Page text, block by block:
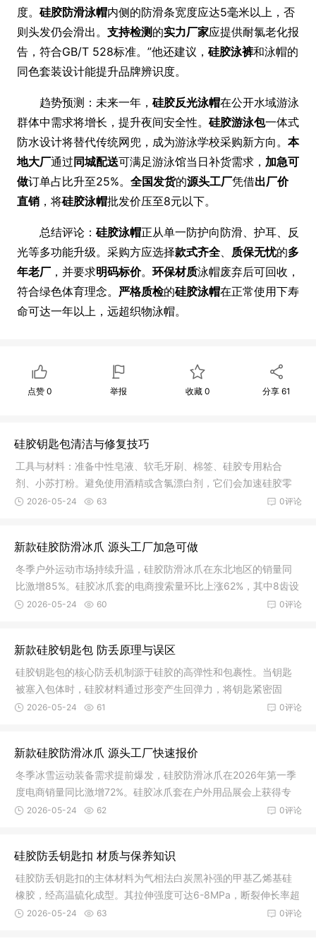
度。 硅胶防滑泳帽内侧的防滑条宽度应达5毫米以上，否
则头发仍会滑出。 支持检测 的实力厂家应提供耐氯老化报
告，符合GB/T 528标准。”他还建议， 硅胶泳裤和泳帽的
同色套装设计能提升品牌辨识度。
趋势预测：未来一年， 硅胶反光泳帽在公开水域游泳
群体中需求将增长，提升夜间安全性。 硅胶游泳包一体式
防水设计将替代传统网兜，成为游泳学校采购新方向。 本
地大厂通过 同城配送可满足游泳馆当日补货需求， 加急可
做订单占比升至25%。 全国发货的源头工厂凭借出厂价
直销 ，将硅胶泳帽批发价压至8元以下。
总结评论： 硅胶泳帽正从单一防护向防滑、护耳、反
光等多功能升级。采购方应选择款式齐全、 质保无忧的多
年老厂 ，并要求明码标价。 环保材质泳帽废弃后可回收，
符合绿色体育理念。 严格质检的硅胶泳帽在正常使用下寿
命可达一年以上，远超织物泳帽。
点赞 0 举报 收藏 0 分享 61
硅胶钥匙包清洁与修复技巧
工具与材料：准备中性皂液、软毛牙刷、棉签、硅胶专用粘合
剂、小苏打粉。避免使用酒精或含氯漂白剂，它们会加速硅胶零
钱包表面老
0评论
2026-05-24 63
新款硅胶防滑冰爪 源头工厂加急可做
冬季户外运动市场持续升温，硅胶防滑冰爪在东北地区的销量同
比激增85%。硅胶冰爪套的电商搜索量环比上涨62%，其中8齿设
计的款式
0评论
2026-05-24 60
新款硅胶钥匙包 防丢原理与误区
硅胶钥匙包的核心防丢机制源于硅胶的高弹性和包裹性。当钥匙
被塞入包体时，硅胶材料通过形变产生回弹力，将钥匙紧密固
定，防止滑
0评论
2026-05-24 61
新款硅胶防滑冰爪 源头工厂快速报价
冬季冰雪运动装备需求提前爆发，硅胶防滑冰爪在2026年第一季
度电商销量同比激增72%。硅胶冰爪套在户外用品展会上获得专
业登山客
0评论
2026-05-24 62
硅胶防丢钥匙扣 材质与保养知识
硅胶防丢钥匙扣的主体材料为气相法白炭黑补强的甲基乙烯基硅
橡胶，经高温硫化成型。其拉伸强度可达6-8MPa，断裂伸长率超
过400%，
0评论
2026-05-24 63